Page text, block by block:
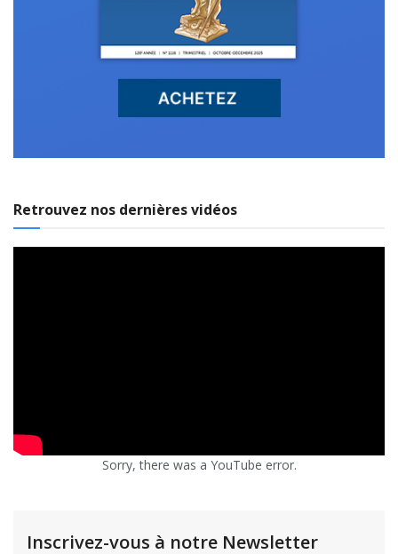
Retrouvez nos dernières vidéos
Sorry, there was a YouTube error.
Inscrivez-vous à notre Newsletter